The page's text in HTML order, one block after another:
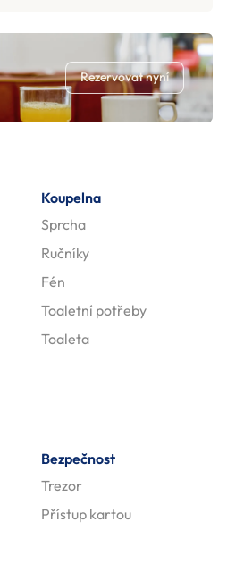
Rezervovat nyní
Koupelna
Sprcha
Ručníky
Fén
Toaletní potřeby
Toaleta
Bezpečnost
Trezor
Přístup kartou